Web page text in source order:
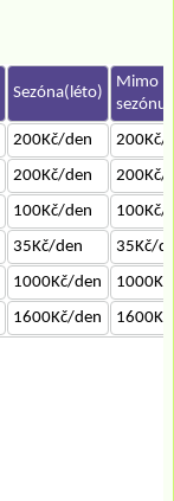
Sezóna(léto)
Mimo
sezónu
200Kč/den
200Kč/
200Kč/den
200Kč/
100Kč/den
100Kč/
35Kč/den
35Kč/
1000Kč/den
1600Kč/den